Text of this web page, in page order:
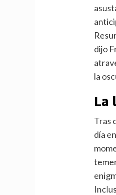
dijo
la
La
Tras
día